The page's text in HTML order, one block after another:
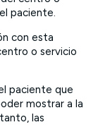
paciente.
con esta
o servicio
paciente que
mostrar a la
las